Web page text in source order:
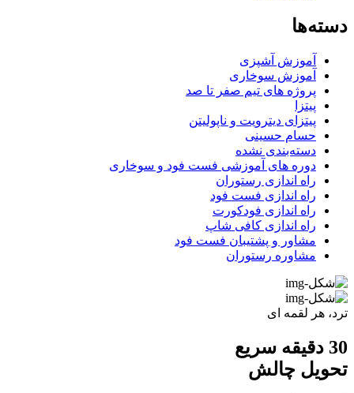
دسته‌ها
آموزش آشپزی
آموزش سوخاری
پروژه های تیم صفر تا صد
پیتزا
پیتزای دیترویت و ناپولیتن
حسام حسینی
دسته‌بندی نشده
دوره های آموزشی فست فود و سوخاری
راه اندازی رستوران
راه اندازی فست فود
راه اندازی فودکورت
راه اندازی کافی شاپ
مشاور و پشتیبان فست فود
مشاوره رستوران
ترد، هر لقمه ای
30 دقیقه سریع
تحویل چالش